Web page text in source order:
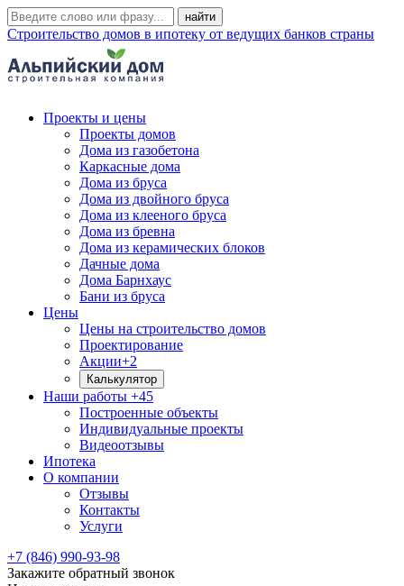
Строительство домов в ипотеку от ведущих банков страны
Проекты и цены
Проекты домов
Дома из газобетона
Каркасные дома
Дома из бруса
Дома из двойного бруса
Дома из клееного бруса
Дома из бревна
Дома из керамических блоков
Дачные дома
Дома Барнхаус
Бани из бруса
Цены
Цены на строительство домов
Проектирование
Акции+2
Калькулятор
Наши работы +45
Построенные объекты
Индивидуальные проекты
Видеоотзывы
Ипотека
О компании
Отзывы
Контакты
Услуги
+7 (846) 990-93-98
Закажите обратный звонок